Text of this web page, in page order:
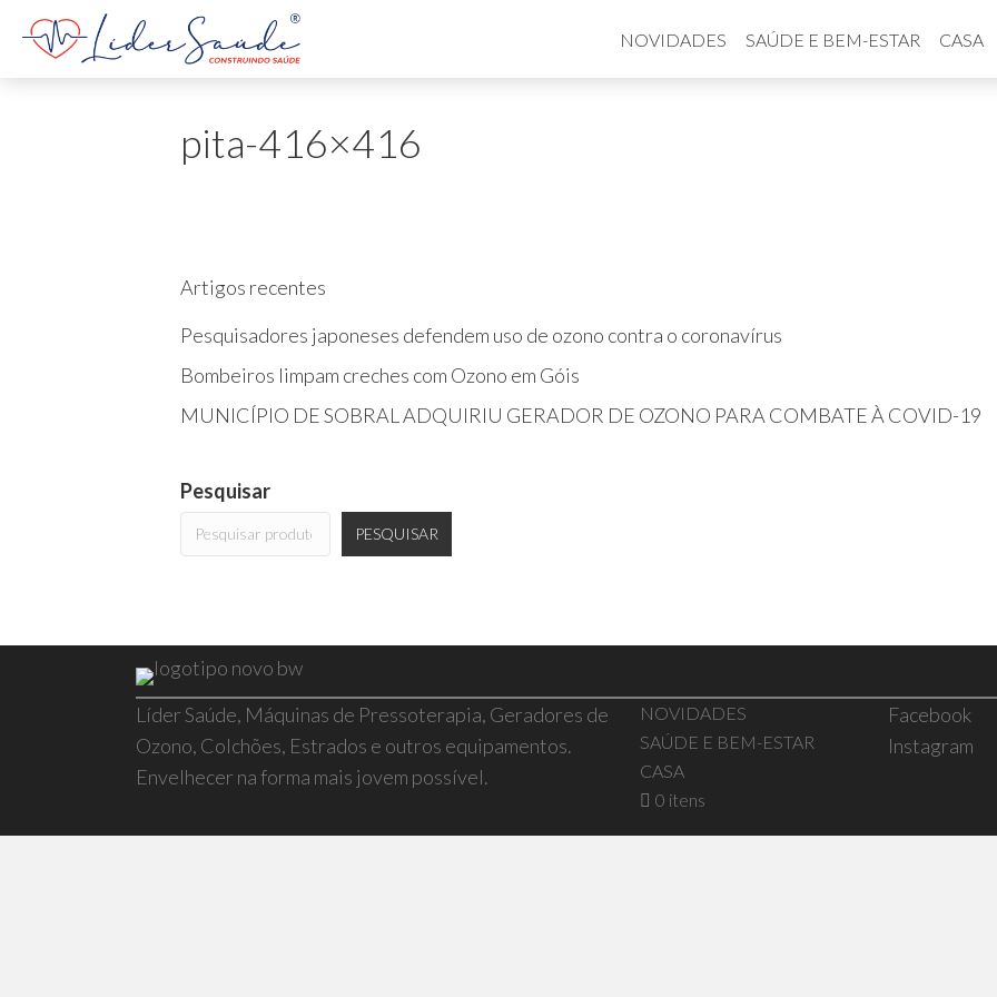
NOVIDADES SAÚDE E BEM-ESTAR CASA
pita-416×416
Artigos recentes
Pesquisadores japoneses defendem uso de ozono contra o coronavírus
Bombeiros limpam creches com Ozono em Góis
MUNICÍPIO DE SOBRAL ADQUIRIU GERADOR DE OZONO PARA COMBATE À COVID-19
Pesquisar
PESQUISAR
Líder Saúde, Máquinas de Pressoterapia, Geradores de
Ozono, Colchões, Estrados e outros equipamentos.
Envelhecer na forma mais jovem possível.
NOVIDADES
SAÚDE E BEM-ESTAR
CASA
0 itens
Facebook
Instagram